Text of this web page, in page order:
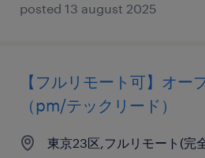
posted 13 august 2025
【フルリモート可】オー
（pm/テックリード）
東京23区,フルリモート(完